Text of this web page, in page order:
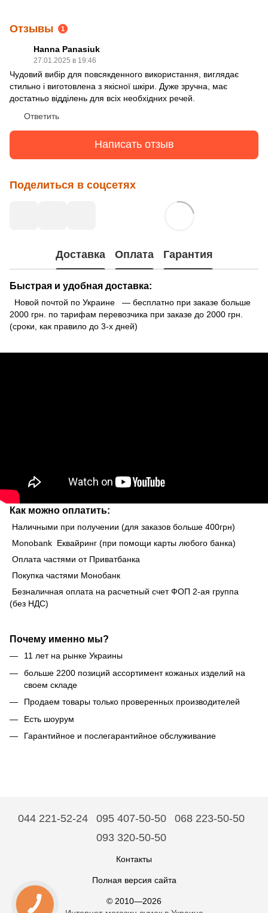
Отзывы 1
Hanna Panasiuk
27.01.2025 в 19:46
Чудовий вибір для повсякденного використання, виглядає
стильно і виготовлена з якісної шкіри. Дуже зручна, має
достатньо відділень для всіх необхідних речей.
Ответить
Написать отзыв
Поделиться в соцсетях
Доставка Оплата Гарантия
Быстрая и удобная доставка:
Новой почтой по Украине — бесплатно при заказе больше
2000 грн. по тарифам перевозчика при заказе до 2000 грн.
(сроки, как правило до 3-х дней)
Как можно оплатить:
Наличными при получении (для заказов больше 400грн)
Monobank Еквайринг (при помощи карты любого банка)
Оплата частями от Приватбанка
Покупка частями Монобанк
Безналичная оплата на расчетный счет ФОП 2-ая группа
(без НДС)
Почему именно мы?
11 лет на рынке Украины
больше 2200 позиций ассортимент кожаных изделий на
своем складе
Продаем товары только проверенных производителей
Есть шоурум
Гарантийное и послегарантийное обслуживание
044 221-52-24 095 407-50-50
068 223-50-50
093 320-50-50
Контакты
Полная версия сайта
© 2010—2026